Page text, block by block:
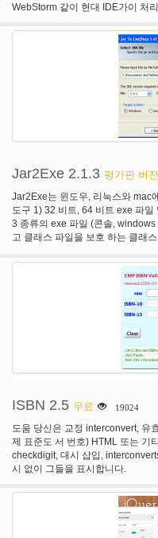
WebStorm 같이 현대 IDE가이 처
Jar2Exe 2.1.3 평가판 버전
Jar2Exe는 윈도우, 리눅스와 mac
도구 1) 32 비트, 64 비트 exe 파
3 종류의 exe 파일 (콘솔,
고 클래스 파일을 보호 하는 클래
실행할 수 있다.
ISBN 2.5 무료 19024
도움 당신은 교정 interconvert, 유
제 표준도 서 번호) HTML 또는 기
checkdigit, 대시 삽입,
시 없이 그들을 표시합니다.